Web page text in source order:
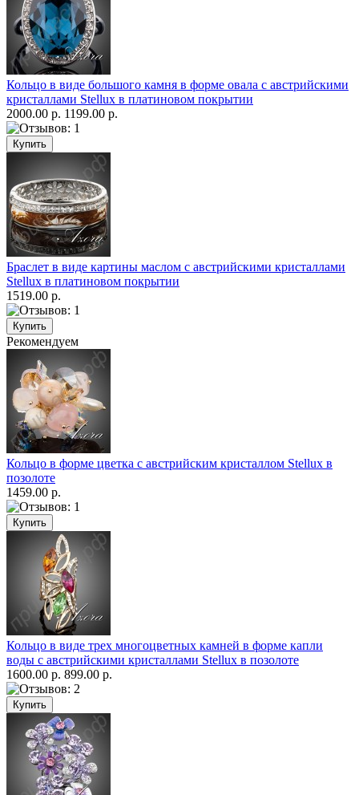
Кольцо в виде большого камня в форме овала с австрийскими
кристаллами Stellux в платиновом покрытии
2000.00 р. 1199.00 р.
Браслет в виде картины маслом с австрийскими кристаллами
Stellux в платиновом покрытии
1519.00 р.
Рекомендуем
Кольцо в форме цветка с австрийским кристаллом Stellux в
позолоте
1459.00 р.
Кольцо в виде трех многоцветных камней в форме капли
воды с австрийскими кристаллами Stellux в позолоте
1600.00 р. 899.00 р.